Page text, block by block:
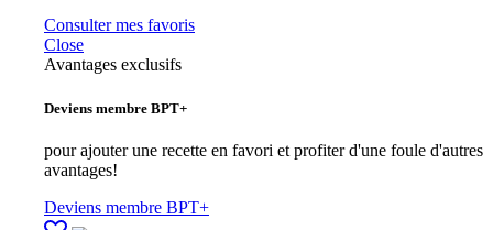
Consulter mes favoris
Close
Avantages exclusifs
Deviens membre BPT+
pour ajouter une recette en favori et profiter d'une foule d'autres
avantages!
Deviens membre BPT+